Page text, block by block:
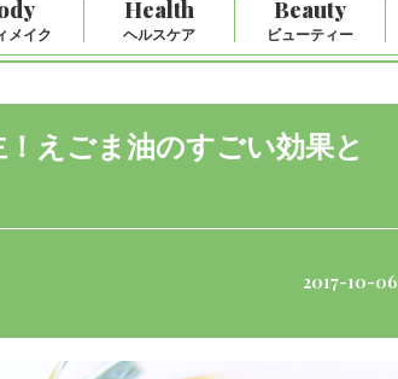
メイク
Health
ヘルスケア
Beauty
ビューティー
えごま油のすごい効果と
2017-10-06